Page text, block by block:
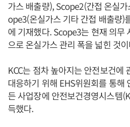
가스 배출량), Scope2(간접 온실
ope3(온실가스 기타 간접 배출량)
에 기재했다. Scope3는 현재 의무
으로 온실가스 관리 폭을 넓힌 것
KCC는 점차 높아지는 안전보건에
대응하기 위해 EHS위원회를 통해
든 사업장에 안전보건경영시스템
득했다.